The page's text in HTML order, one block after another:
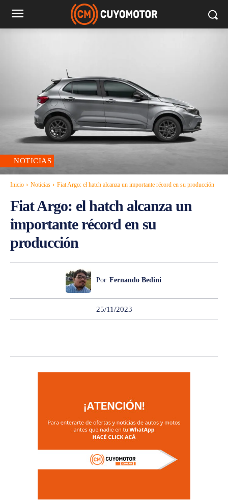
NOTICIAS
Inicio Noticias Fiat Argo: el hatch alcanza un importante récord en su producción
Fiat Argo: el hatch alcanza un
importante récord en su
producción
Por Fernando Bedini
25/11/2023